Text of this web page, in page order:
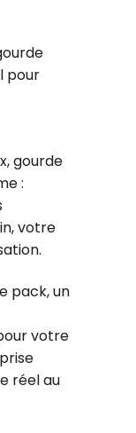
pour
gourde
:
votre
pack, un
votre
réel au